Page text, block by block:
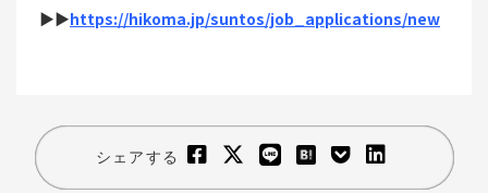
▶▶https://hikoma.jp/suntos/job_applications/new
シェアする